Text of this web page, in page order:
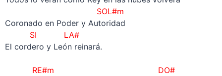
SOL#m
Coronado en Poder y Autoridad
SI LA#
El cordero y León reinará.
RE#m
DO#